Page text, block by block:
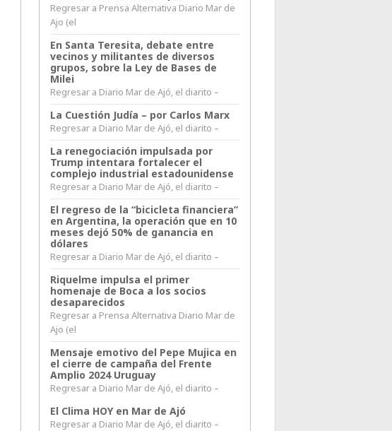
Regresar a Prensa Alternativa Diario Mar de
Ajo (el
En Santa Teresita, debate entre
vecinos y militantes de diversos
grupos, sobre la Ley de Bases de
Milei
Regresar a Diario Mar de Ajó, el diarito –
La Cuestión Judía – por Carlos Marx
Regresar a Diario Mar de Ajó, el diarito –
La renegociación impulsada por
Trump intentara fortalecer el
complejo industrial estadounidense
Regresar a Diario Mar de Ajó, el diarito –
El regreso de la “bicicleta financiera”
en Argentina, la operación que en 10
meses dejó 50% de ganancia en
dólares
Regresar a Diario Mar de Ajó, el diarito –
Riquelme impulsa el primer
homenaje de Boca a los socios
desaparecidos
Regresar a Prensa Alternativa Diario Mar de
Ajo (el
Mensaje emotivo del Pepe Mujica en
el cierre de campaña del Frente
Amplio 2024 Uruguay
Regresar a Diario Mar de Ajó, el diarito –
El Clima HOY en Mar de Ajó
Regresar a Diario Mar de Ajó, el diarito –